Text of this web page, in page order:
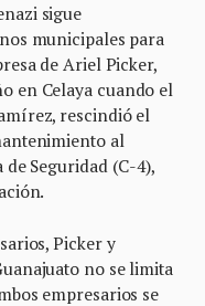
sigue
municipales para
de Ariel Picker,
en Celaya cuando el
rescindió el
al
Seguridad (C-4),
Picker y
no se limita
empresarios se